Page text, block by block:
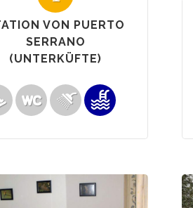
VON PUERTO
SERRANO
(UNTERKÜFTE)